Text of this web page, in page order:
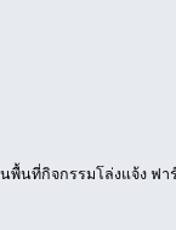
กิจกรรมโล่งแจ้ง ฟา